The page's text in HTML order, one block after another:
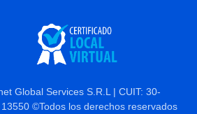
Global Services S.R.L | CUIT: 30-
©Todos los derechos reservados